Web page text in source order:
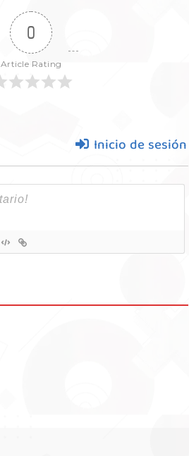
0
Article Rating
Inicio de sesión